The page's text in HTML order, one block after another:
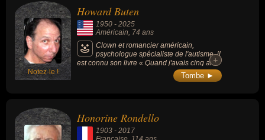
langue de tous les jours et des
considérations élevées.
Notez-le !
Howard Buten
1950 - 2025
Américain, 74 ans
Clown et romancier américain,
psychologue spécialiste de l'autisme, il
est connu son livre « Quand j'avais cinq ans
je m'ai tué » (1981) et en tant qu'artiste de
scène, sous les traits de Buffo.
+
+
Tombe ►
Honorine Rondello
1903 - 2017